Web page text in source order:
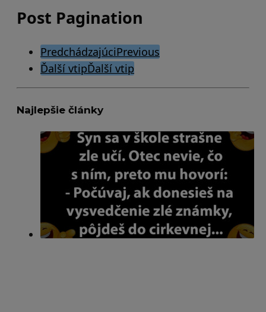
Post Pagination
PredchádzajúciPrevious
Ďalší vtipĎalší vtip
Najlepšie články